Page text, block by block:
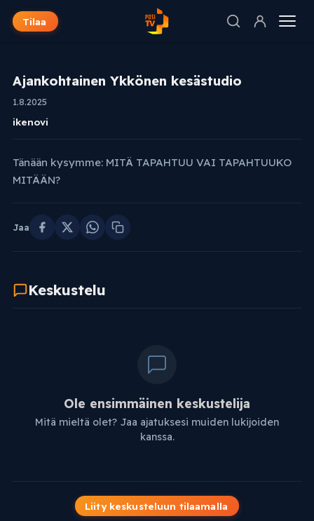
Tilaa
Ajankohtainen Ykkönen kesästudio
1.8.2025
ikenovi
Tänään kysymme: MITÄ TAPAHTUU VAI TAPAHTUUKO
MITÄÄN?
Jaa
Keskustelu
Ole ensimmäinen keskustelija
Mitä mieltä olet? Jaa ajatuksesi muiden lukijoiden
kanssa.
Liity keskusteluun tilaamalla